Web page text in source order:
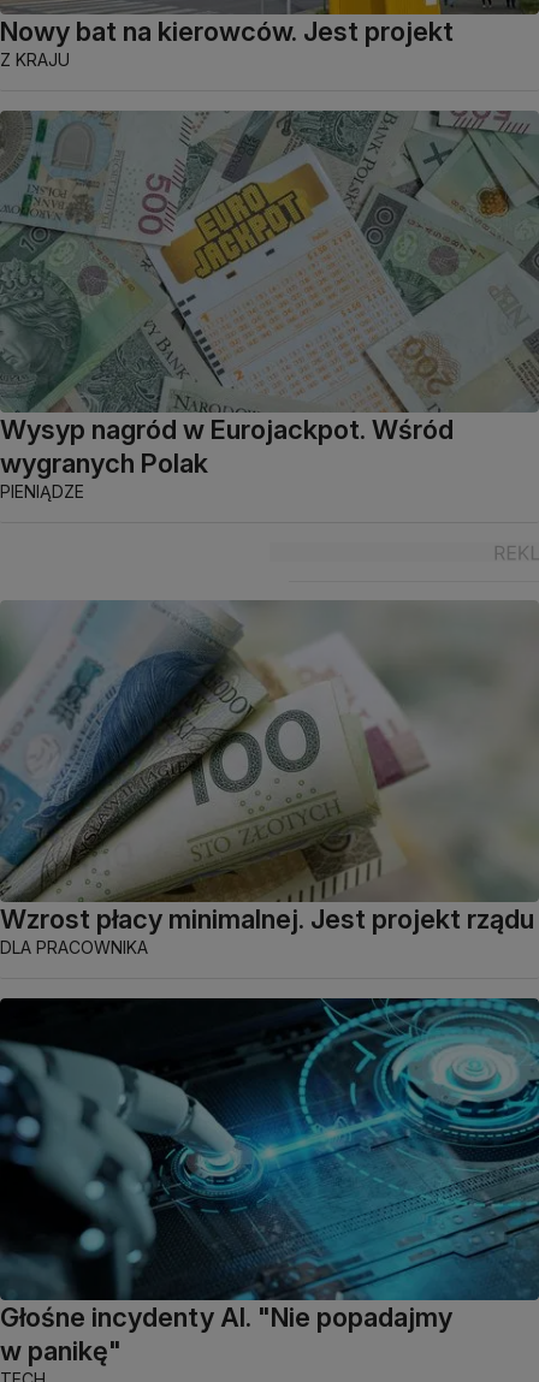
Nowy bat na kierowców. Jest projekt
Z KRAJU
Wysyp nagród w Eurojackpot. Wśród
wygranych Polak
PIENIĄDZE
Wzrost płacy minimalnej. Jest projekt rządu
DLA PRACOWNIKA
Głośne incydenty AI. "Nie popadajmy
w panikę"